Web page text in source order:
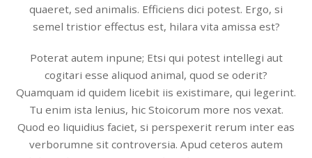
quaeret, sed animalis. Efficiens dici potest. Ergo, si
semel tristior effectus est, hilara vita amissa est?
Poterat autem inpune; Etsi qui potest intellegi aut
cogitari esse aliquod animal, quod se oderit?
Quamquam id quidem licebit iis existimare, qui legerint.
Tu enim ista lenius, hic Stoicorum more nos vexat.
Quod eo liquidius faciet, si perspexerit rerum inter eas
verborumne sit controversia. Apud ceteros autem